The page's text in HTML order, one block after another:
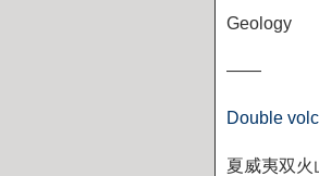
Geology
——
Double
夏威夷双火